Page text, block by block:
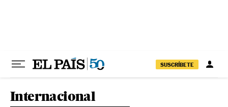
SUSCRÍBETE
Internacional